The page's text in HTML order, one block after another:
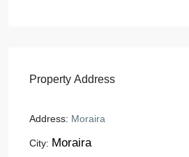
Property Address
Address: Moraira
City: Moraira